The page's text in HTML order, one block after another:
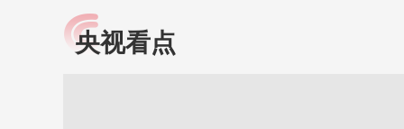
小央视频
央视看点